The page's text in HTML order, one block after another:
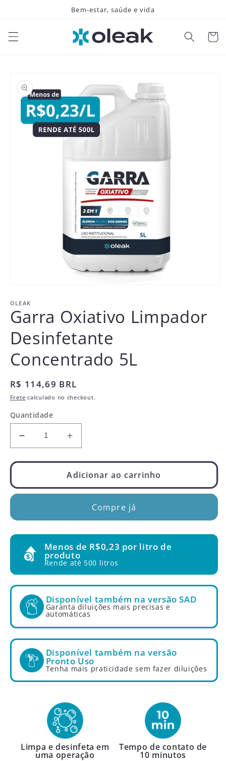
Bem-estar, saúde e vida
informações
do produto
1
na
janela
OLEAK
Garra Oxiativo Limpador
Desinfetante
Concentrado 5L
Preço
normal
R$ 114,69 BRL
Frete calculado no checkout.
Quantidade
Diminuir
a
quantidade
Garra
Oxiativo
Desinfetante
Aumentar
a
quantidade
de
Garra
Oxiativo
Limpador
Desinfetante
Adicionar ao carrinho
Compre já
Menos de R$0,23 por litro de
produto
Rende até 500 litros
Disponível também na versão SAD
Garanta diluições mais precisas e
automáticas
Disponível também na versão
Pronto Uso
Tenha mais praticidade sem fazer diluições
Limpa e desinfeta em
uma operação
Tempo de contato de
10 minutos